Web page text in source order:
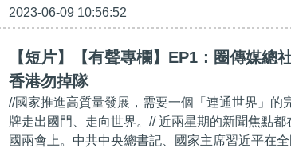
2023-06-09 10:56:52
【短片】【有聲專欄】EP1：圈傳媒總
香港勿掉隊
//國家推進高質量發展，需要一個「連通世界」的
牌走出國門、走向世界。// 近兩星期的新聞焦點
國兩會上。中共中央總書記、國家主席習近平在